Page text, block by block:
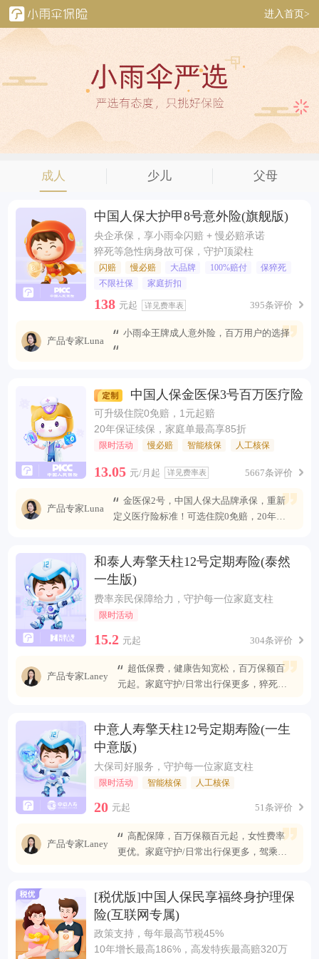
进入首页>
成人 少儿 父母
中国人保大护甲8号意外险(旗舰版)
央企承保，享小雨伞闪赔 + 慢必赔承诺
猝死等急性病身故可保，守护顶梁柱
闪赔 慢必赔 大品牌 100%赔付
保猝死
不限社保
家庭折扣
138 元起 详见费率表 395条评价
产品专家Luna
小雨伞王牌成人意外险，百万用户的选择
中国人保金医保3号百万医疗险
可升级住院0免赔，1元起赔
20年保证续保，家庭单最高享85折
限时活动 慢必赔 智能核保 人工核保
13.05 元/月起 详见费率表 5667条评价
产品专家Luna
金医保2号，中国人保大品牌承保，重新
定义医疗险标准！可选住院0免赔，20年安
和泰人寿擎天柱12号定期寿险(泰然
一生版)
费率亲民保障给力，守护每一位家庭支柱
限时活动
15.2 元起 304条评价
产品专家Laney
超低保费，健康告知宽松，百万保额百
元起。家庭守护/日常出行保更多，猝死可
中意人寿擎天柱12号定期寿险(一生
中意版)
大保司好服务，守护每一位家庭支柱
限时活动 智能核保 人工核保
20 元起 51条评价
产品专家Laney
高配保障，百万保额百元起，女性费率
更优。家庭守护/日常出行保更多，驾乘自
[税优版]中国人保民享福终身护理保
险(互联网专属)
政策支持，每年最高节税45%
10年增长最高186%，高发特疾最高赔320万